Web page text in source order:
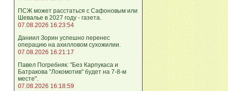
ПСЖ может расстаться с Сафоновым или
Шевалье в 2027 году - газета.
07.08.2026 16:23:54
Даниил Зорин успешно перенес
операцию на ахилловом сухожилии.
07.08.2026 16:21:17
Павел Погребняк: "Без Карпукаса и
Батракова "Локомотив" будет на 7-8-м
месте".
07.08.2026 16:18:59